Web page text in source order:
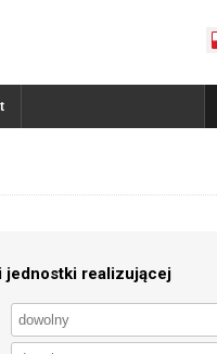
jednostki realizującej